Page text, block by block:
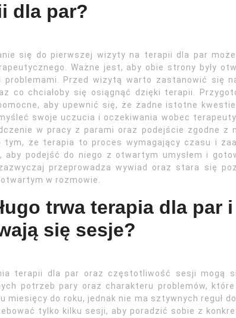
dla par?
się do pierwszej wizyty na terapii dla par
Ważne jest, aby obie strony były
problemami. Przed wizytą warto zastanowić się
co chciałoby się osiągnąć dzięki terapii.
aby upewnić się, że żadne istotne
swoje uczucia i oczekiwania wobec
w pracy z parami oraz podejście zgodne z
tym, że terapia to proces wymagający czasu i
aby podejść do niego z otwartym umysłem i
przeprowadza wywiad oraz stara się
w rozmowie.
trwa terapia dla par
się sesje?
terapii dla par oraz częstotliwość sesji mogą
potrzeb pary oraz charakteru problemów,
miesięcy do roku, jednak nie ma sztywnych reguł
tylko kilku sesji, aby poradzić sobie z